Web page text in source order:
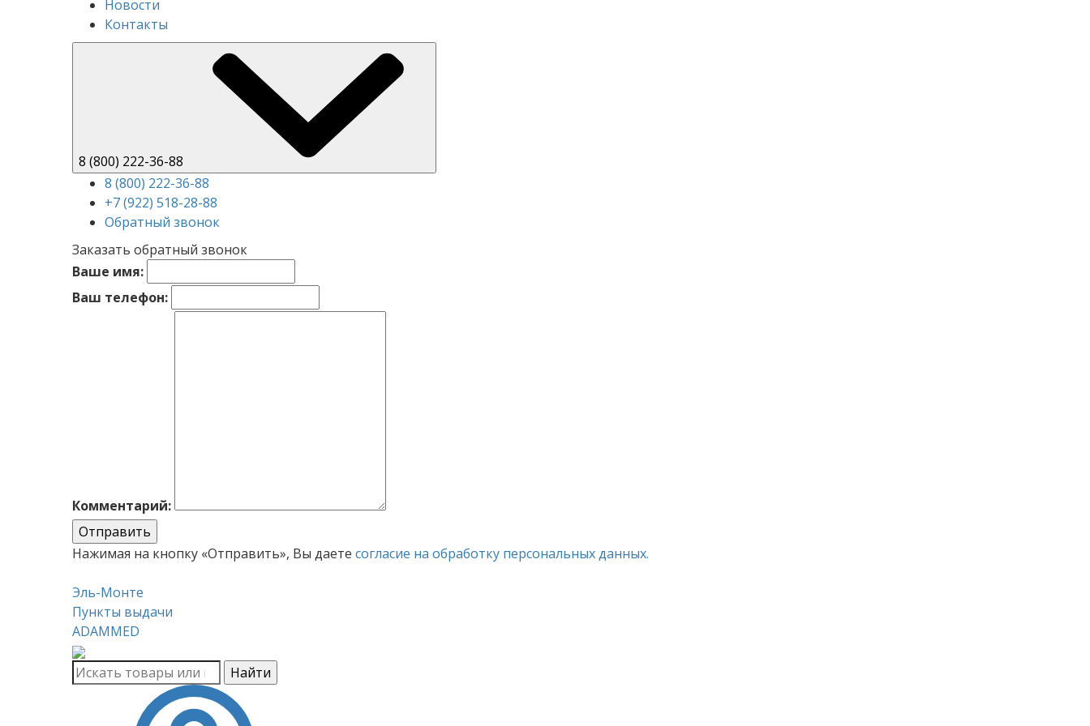
Новости
Контакты
8 (800) 222-36-88
8 (800) 222-36-88
+7 (922) 518-28-88
Обратный звонок
Заказать обратный звонок
Ваше имя:
Ваш телефон:
Комментарий:
Отправить
Нажимая на кнопку «Отправить», Вы даетесогласие на обработку персональных данных.
Эль-Монте
Пункты выдачи
ADAMMED
Найти